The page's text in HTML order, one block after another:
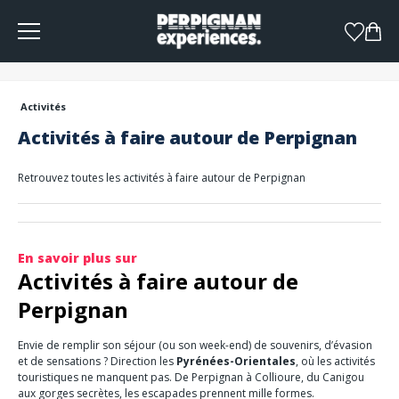
Panneau de gestion des cookies
Activités
Activités à faire autour de Perpignan
Retrouvez toutes les activités à faire autour de Perpignan
En savoir plus sur
Activités à faire autour de
Perpignan
Envie de remplir son séjour (ou son week-end) de souvenirs, d’évasion
et de sensations ? Direction les Pyrénées-Orientales, où les activités
touristiques ne manquent pas. De Perpignan à Collioure, du Canigou
aux gorges secrètes, les escapades prennent mille formes.